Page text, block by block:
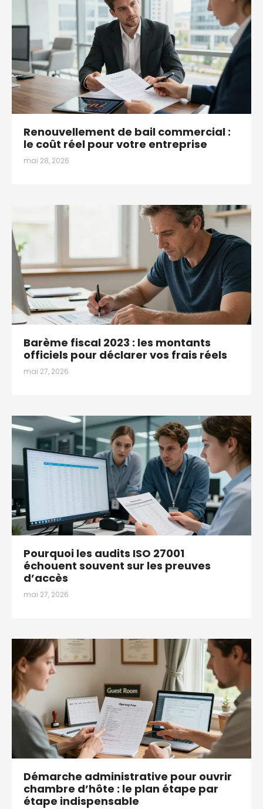
Renouvellement de bail commercial :
le coût réel pour votre entreprise
mai 28, 2026
Barème fiscal 2023 : les montants
officiels pour déclarer vos frais réels
mai 27, 2026
Pourquoi les audits ISO 27001
échouent souvent sur les preuves
d’accès
mai 27, 2026
Démarche administrative pour ouvrir
chambre d’hôte : le plan étape par
étape indispensable